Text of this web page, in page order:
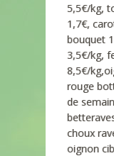
5,5€/kg,
1,7€,
bouquet
3,5€/kg,
8,5€/
rouge
de
choux
oignon